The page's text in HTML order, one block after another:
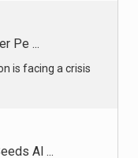
Pe ...
is facing a crisis
Al ...